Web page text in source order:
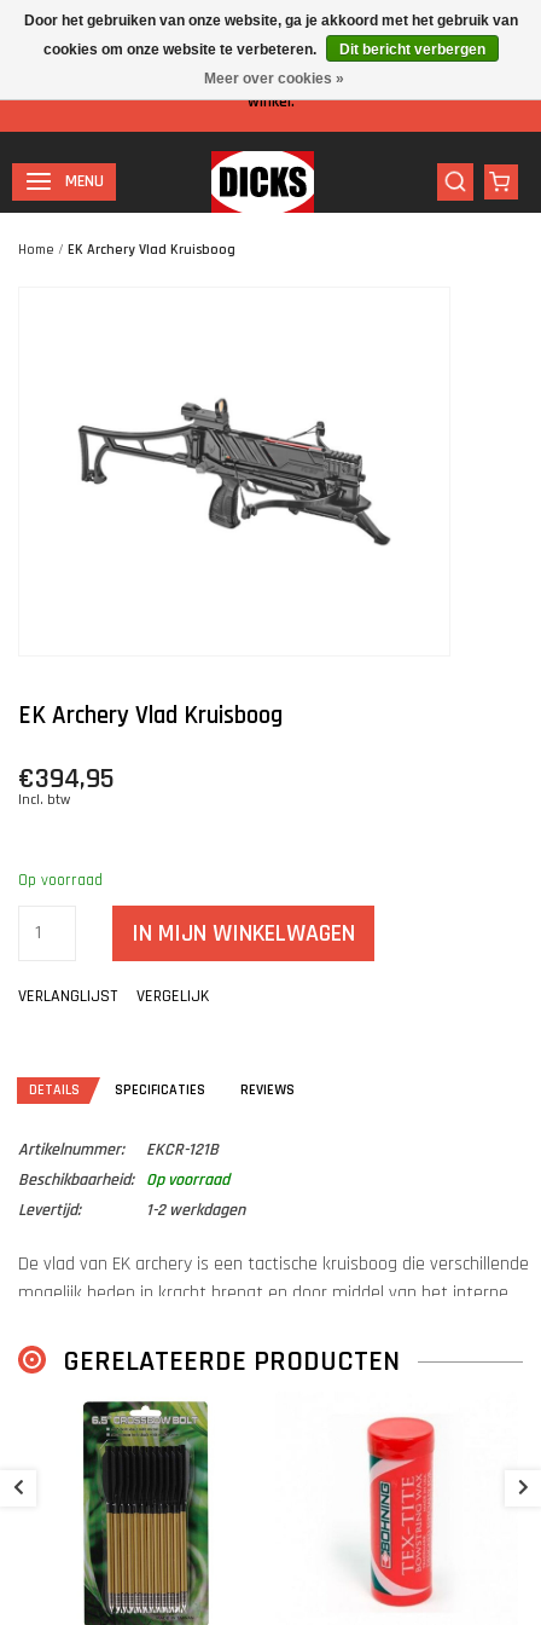
Let op: I.v.m. de zomervakantie is er minder personeel aanwezig in de
winkel.
MENU
Home / EK Archery Vlad Kruisboog
EK Archery Vlad Kruisboog
€394,95
Incl. btw
Op voorraad
IN MIJN WINKELWAGEN
VERLANGLIJST VERGELIJK
DETAILS SPECIFICATIES REVIEWS
Artikelnummer:
EKCR-121B
Beschikbaarheid:
Op voorraad
Levertijd:
1-2 werkdagen
De vlad van EK archery is een tactische kruisboog die verschillende
mogelijk heden in kracht brengt en door middel van het interne
Verder komt deze kruisboog ook met een klapkolf. Dit zorgt voor
meeneemt.
Dankzij de meegeleverde red dot is precisie ook geen probleem,
hiermee kunt u snel op doel komen en een zeer precies schot te
Repeterend schieten
GERELATEERDE PRODUCTEN
Door het gebruiken van onze website, ga je akkoord met het gebruik van
cookies om onze website te verbeteren.
Dit bericht verbergen
Meer over cookies »